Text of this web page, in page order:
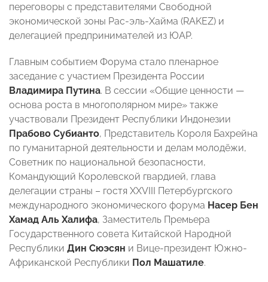
переговоры с представителями Свободной
экономической зоны Рас-эль-Хайма (RAKEZ) и
делегацией предпринимателей из ЮАР.
Главным событием Форума стало пленарное
заседание с участием Президента России
Владимира Путина. В сессии «Общие ценности —
основа роста в многополярном мире» также
участвовали Президент Республики Индонезии
Прабово Субианто, Представитель Короля Бахрейна
по гуманитарной деятельности и делам молодёжи,
Советник по национальной безопасности,
Командующий Королевской гвардией, глава
делегации страны – гостя XXVIII Петербургского
международного экономического форума Насер Бен
Хамад Аль Халифа, Заместитель Премьера
Государственного совета Китайской Народной
Республики Дин Сюэсян и Вице-президент Южно-
Африканской Республики Пол Машатиле.